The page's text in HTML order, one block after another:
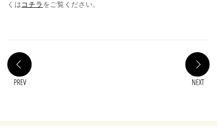
くはコチラ をご覧ください。